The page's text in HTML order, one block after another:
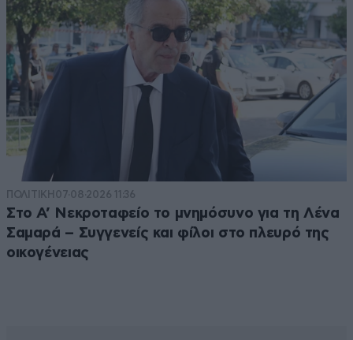
ΠΟΛΙΤΙΚΗ 07·08·2026 11:36
Στο Α’ Νεκροταφείο το μνημόσυνο για τη Λένα
Σαμαρά – Συγγενείς και φίλοι στο πλευρό της
οικογένειας